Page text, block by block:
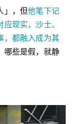
」，但他笔下记
现实，沙士、
，都融入成为其
哪些是假，就静